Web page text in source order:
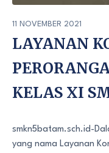
11 NOVEMBER 2021
LAYANAN
KELAS XI
smkn5batam.sch.id-
yang nama Layanan